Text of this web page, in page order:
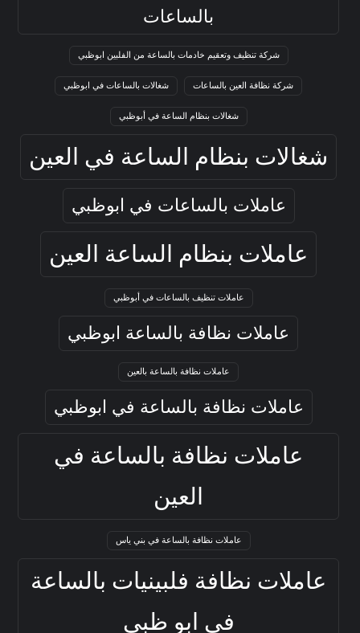
بالساعات
شركة تنظيف وتعقيم خادمات بالساعة من الفلبين ابوظبي
شركة نظافة العين بالساعات شغالات بالساعات في ابوظبي
شغالات بنظام الساعة في أبوظبي
شغالات بنظام الساعة في العين
عاملات بالساعات في ابوظبي
عاملات بنظام الساعة العين
عاملات تنظيف بالساعات في أبوظبي
عاملات نظافة بالساعة ابوظبي
عاملات نظافة بالساعة بالعين
عاملات نظافة بالساعة في ابوظبي
عاملات نظافة بالساعة في
العين
عاملات نظافة بالساعة في بني ياس
عاملات نظافة فلبينيات بالساعة
في ابو ظبي